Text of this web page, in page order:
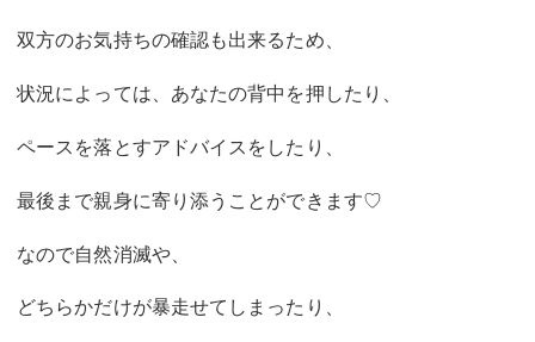
双方のお気持ちの確認も出来るため、
状況によっては、あなたの背中を押したり、
ペースを落とすアドバイスをしたり、
最後まで親身に寄り添うことができます♡
なので自然消滅や、
どちらかだけが暴走せてしまったり、